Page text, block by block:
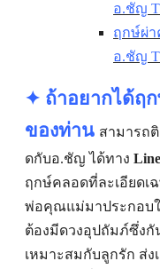
อ.ชัญ
ฤกษ์ผ่า
อ.ชัญ
✦ ถ้าอยากได้ฤ
ของท่าน สามารถ
ดกับอ.ชัญ ได้ทาง
ฤกษ์คลอดที่ละเอียดเ
พ่อคุณแม่มาประกอบ
ต้องมีดวงอุปถัมภ์ซึ่งกั
เหมาะสมกับลูกรัก ส่ง